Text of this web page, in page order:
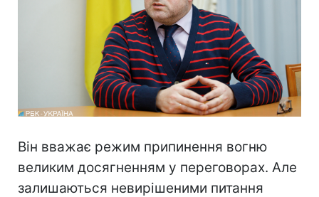
Він вважає режим припинення вогню
великим досягненням у переговорах. Але
залишаються невирішеними питання